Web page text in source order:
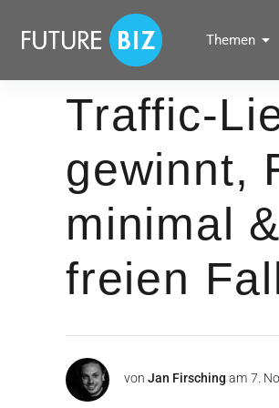
überspringen
FUTUREBIZ
Social Media Marketing Blog fürThemen
Traffic-
gewinnt,
minimal
freien
von Jan Firsching am 7.